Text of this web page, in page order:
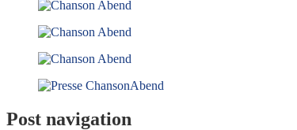
Post navigation